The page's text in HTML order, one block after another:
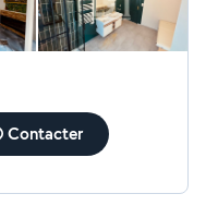
Contacter